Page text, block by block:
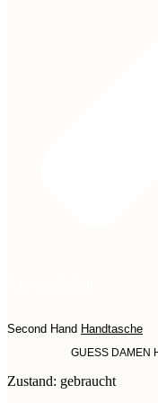
Second Hand Handtasche
GUESS DAMEN
Zustand: gebraucht